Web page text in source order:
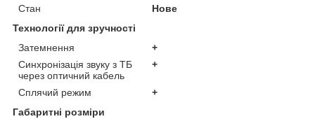
Стан
Нове
Технології для зручності
Затемнення
+
Синхронізація звуку з ТБ
через оптичний кабель
+
Сплячий режим
+
Габаритні розміри